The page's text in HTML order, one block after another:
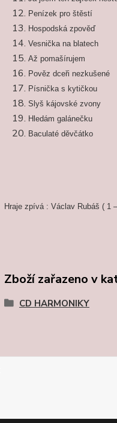
Penízek pro štěstí
Hospodská zpověď
Vesnička na blatech
Až pomašírujem
Pověz dceři nezkušené
Písnička s kytičkou
Slyš kájovské zvony
Hledám galánečku
Baculaté děvčátko
Hraje zpívá : Václav Rubáš ( 1
Zboží zařazeno v
CD HARMONIKY